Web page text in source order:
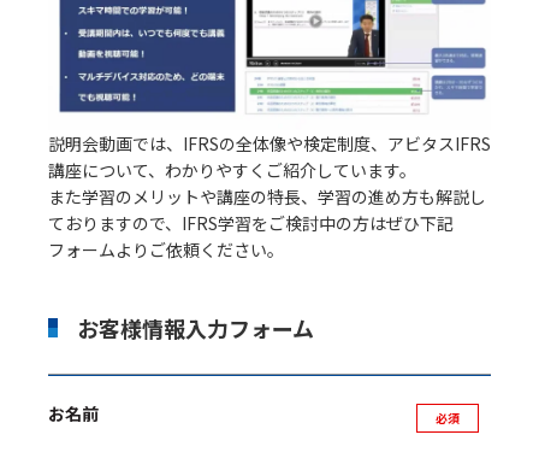
説明会動画では、IFRSの全体像や検定制度、アビタスIFRS
講座について、わかりやすくご紹介しています。
また学習のメリットや講座の特長、学習の進め方も解説し
ておりますので、IFRS学習をご検討中の方はぜひ下記
フォームよりご依頼ください。
お客様情報入力フォーム
お名前